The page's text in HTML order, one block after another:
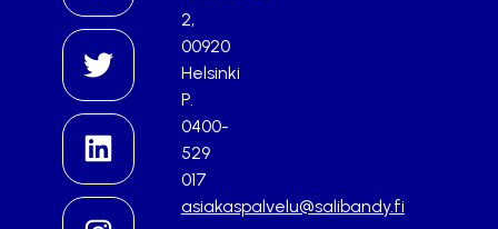
2,
00920
Helsinki
P.
0400-
529
017
asiakaspalvelu@salibandy.fi